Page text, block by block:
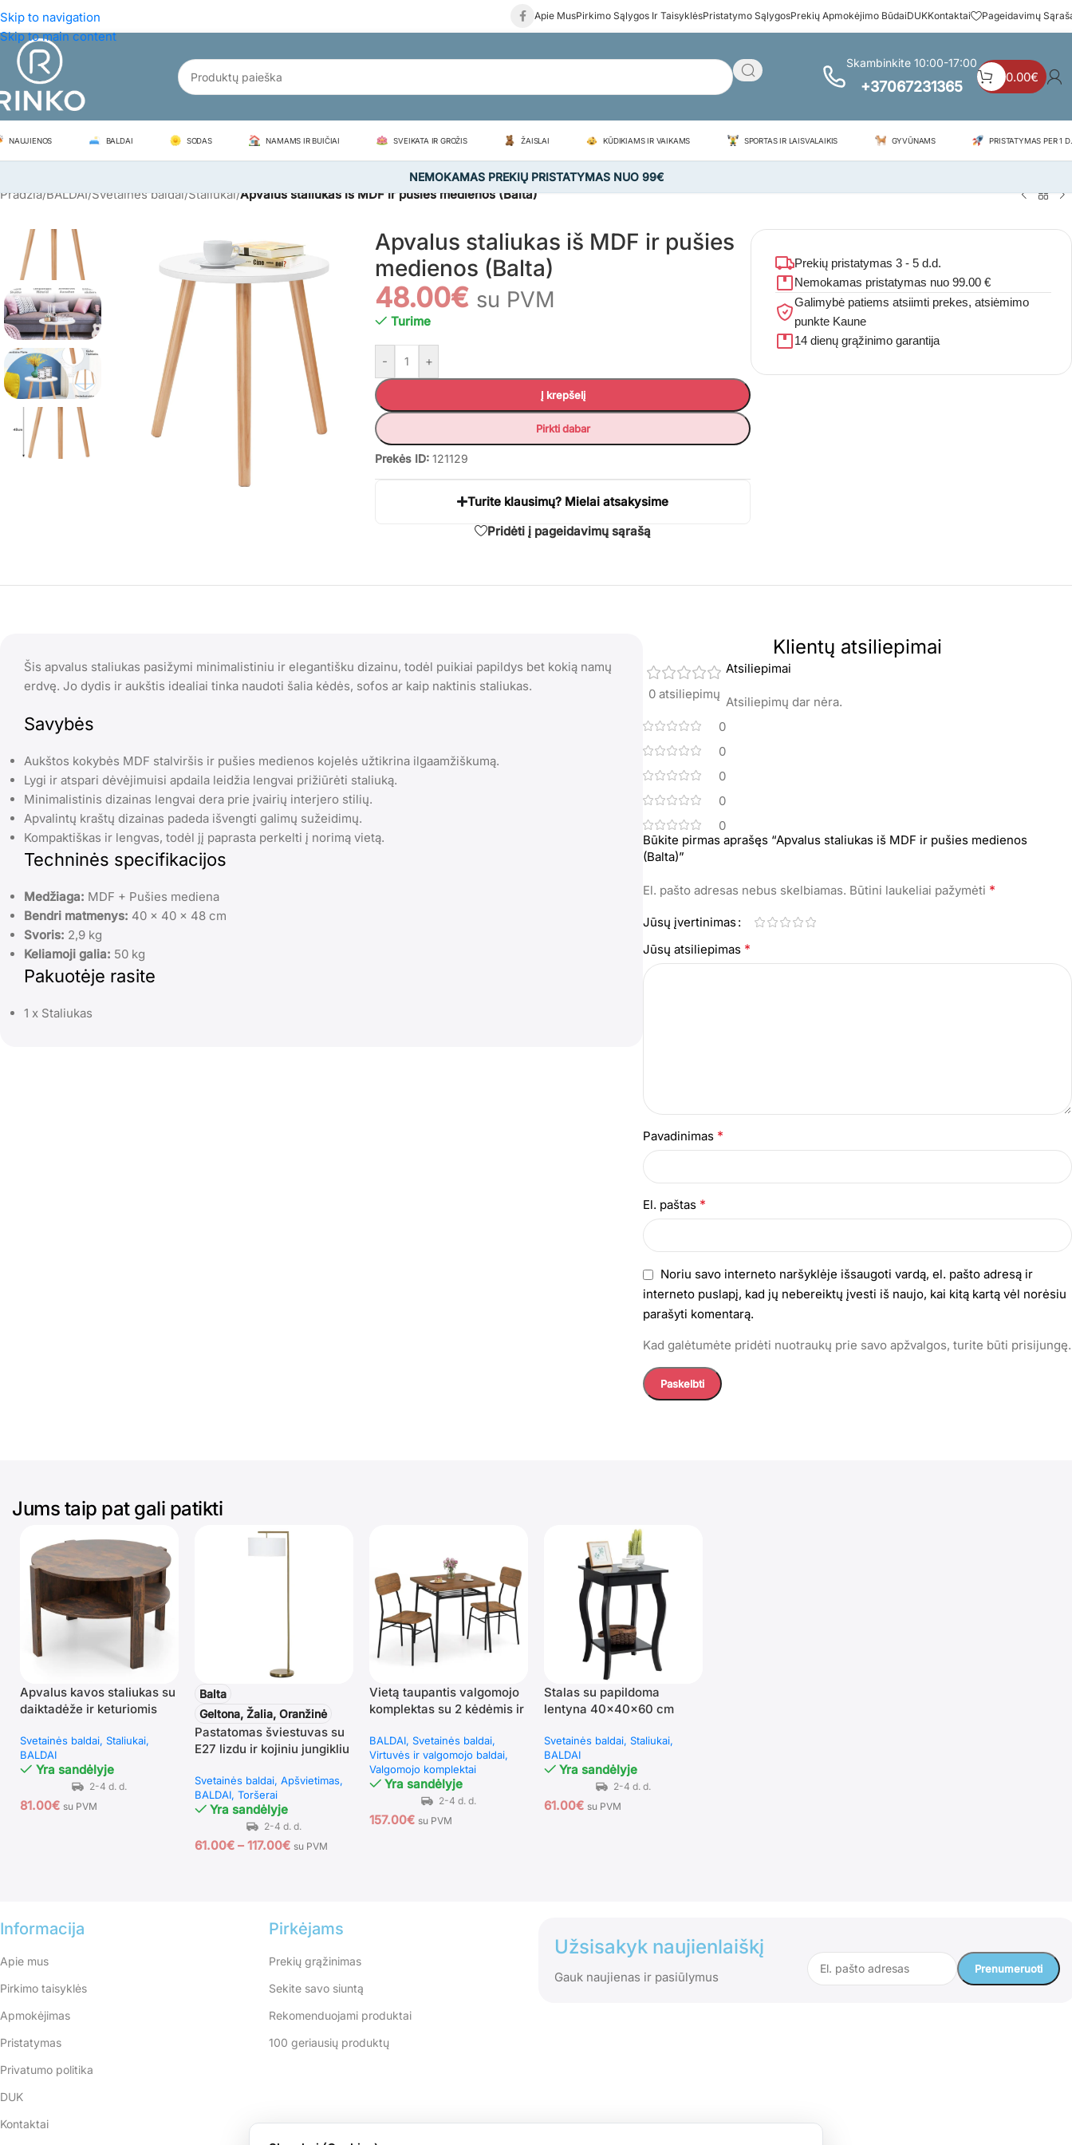
Skip to navigation
Skip to main content
Apie MusPirkimo Sąlygos Ir TaisyklėsPristatymo SąlygosPrekių Apmokėjimo BūdaiDUKKontaktai Pageidavimų
Skambinkite 10:00-17:00
+37067231365
0.00€
NAUJIENOS BALDAI SODAS NAMAMS IR BUIČIAI SVEIKATA IR GROŽIS ŽAISLAI KŪDIKIAMS IR VAIKAMS SPORTAS IR LAISVALAIKIS GYVŪNAMS PRISTATYMAS PER 1
NEMOKAMAS PREKIŲ PRISTATYMAS NUO 99€
Pradžia/BALDAI/Svetainės baldai/Staliukai/Apvalus staliukas iš MDF ir pušies medienos (Balta)
Apvalus staliukas iš MDF ir pušies
medienos (Balta)
48.00€ su PVM
Turime
- +
Į krepšelį
Pirkti dabar
Prekės ID: 121129
Turite klausimų? Mielai atsakysime
Pridėti į pageidavimų sąrašą
Prekių pristatymas 3 - 5 d.d.
Nemokamas pristatymas nuo 99.00 €
Galimybė patiems atsiimti prekes, atsiėmimo
punkte Kaune
14 dienų grąžinimo garantija
Šis apvalus staliukas pasižymi minimalistiniu ir elegantišku dizainu, todėl puikiai papildys bet kokią namų
erdvę. Jo dydis ir aukštis idealiai tinka naudoti šalia kėdės, sofos ar kaip naktinis staliukas.
Savybės
Aukštos kokybės MDF stalviršis ir pušies medienos kojelės užtikrina ilgaamžiškumą.
Lygi ir atspari dėvėjimuisi apdaila leidžia lengvai prižiūrėti staliuką.
Minimalistinis dizainas lengvai dera prie įvairių interjero stilių.
Apvalintų kraštų dizainas padeda išvengti galimų sužeidimų.
Kompaktiškas ir lengvas, todėl jį paprasta perkelti į norimą vietą.
Techninės specifikacijos
Medžiaga: MDF + Pušies mediena
Bendri matmenys: 40 x 40 x 48 cm
Svoris: 2,9 kg
Keliamoji galia: 50 kg
Pakuotėje rasite
1 x Staliukas
Klientų atsiliepimai
0 atsiliepimų
0
0
0
0
0
Atsiliepimai
Atsiliepimų dar nėra.
Būkite pirmas aprašęs “Apvalus staliukas iš MDF ir pušies medienos
(Balta)”
El. pašto adresas nebus skelbiamas. Būtini laukeliai pažymėti *
Jūsų įvertinimas
Jūsų atsiliepimas *
Pavadinimas *
El. paštas *
Noriu savo interneto naršyklėje išsaugoti vardą, el. pašto adresą ir
interneto puslapį, kad jų nebereiktų įvesti iš naujo, kai kitą kartą vėl norėsiu
parašyti komentarą.
Kad galėtumėte pridėti nuotraukų prie savo apžvalgos, turite būti prisijungę.
Jums taip pat gali patikti
Apvalus kavos staliukas su
daiktadėže ir keturiomis
Svetainės baldai Staliukai
BALDAI
Yra sandėlyje
81.00€ su PVM
Balta
Geltona, Žalia, Oranžinė
Pastatomas šviestuvas su
E27 lizdu ir kojiniu jungikliu
Svetainės baldai Apšvietimas
BALDAI Toršerai
Yra sandėlyje
61.00€ – 117.00€ su PVM
Vietą taupantis valgomojo
komplektas su 2 kėdėmis ir
BALDAI Svetainės baldai
Virtuvės ir valgomojo baldai
Valgomojo komplektai
Yra sandėlyje
157.00€ su PVM
Stalas su papildoma
lentyna 40x40x60 cm
Svetainės baldai Staliukai
BALDAI
Yra sandėlyje
61.00€ su PVM
Informacija
Apie mus
Pirkimo taisyklės
Apmokėjimas
Pristatymas
Privatumo politika
DUK
Kontaktai
Pirkėjams
Prekių grąžinimas
Sekite savo siuntą
Rekomenduojami produktai
100 geriausių produktų
Užsisakyk naujienlaiškį
Gauk naujienas ir pasiūlymus